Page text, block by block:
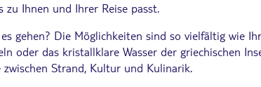
zu Ihnen und Ihrer Reise passt.
gehen? Die Möglichkeiten sind so vielfältig wie
oder das kristallklare Wasser der griechischen
zwischen Strand, Kultur und Kulinarik.